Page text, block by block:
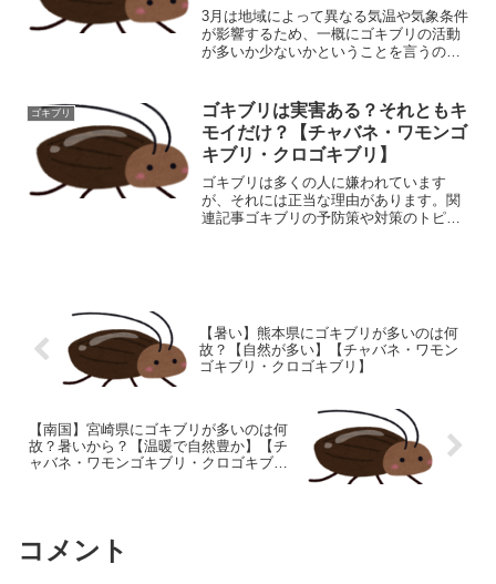
キブリ】
3月は地域によって異なる気温や気象条件
が影響するため、一概にゴキブリの活動
が多いか少ないかということを言うのは
でゴキブリの活動が活発になる可能性が
あります。関連記事ゴキ...
ゴキブリ
ゴキブリは実害ある？それともキ
モイだけ？【チャバネ・ワモンゴ
キブリ・クロゴキブリ】
ゴキブリは多くの人に嫌われています
が、それには正当な理由があります。関
連記事ゴキブリの予防策や対策のトピッ
【暑い】熊本県にゴキブリが多いのは何
故？【自然が多い】【チャバネ・ワモン
ゴキブリ・クロゴキブリ】
【南国】宮崎県にゴキブリが多いのは何
故？暑いから？【温暖で自然豊か】【チ
ャバネ・ワモンゴキブリ・クロゴキブ
コメント